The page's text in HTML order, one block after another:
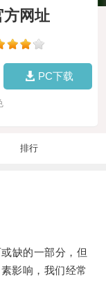
方网址
PC下载
排行
缺的一部分，但
影响，我们经常